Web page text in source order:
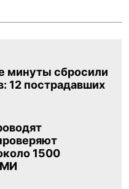
минуты сбросили
12 пострадавших
1500